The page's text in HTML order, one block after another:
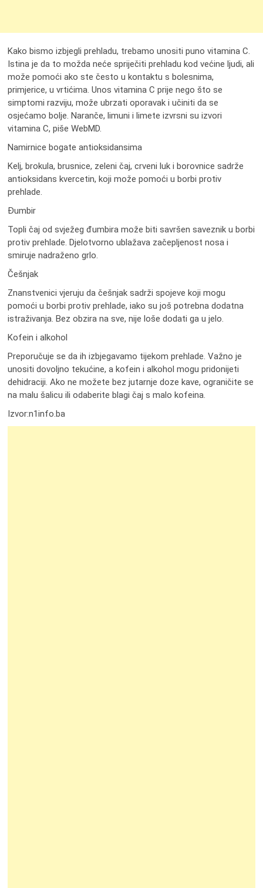
Kako bismo izbjegli prehladu, trebamo unositi puno vitamina C.
Istina je da to možda neće spriječiti prehladu kod većine ljudi, ali
može pomoći ako ste često u kontaktu s bolesnima,
primjerice, u vrtićima. Unos vitamina C prije nego što se
simptomi razviju, može ubrzati oporavak i učiniti da se
osjećamo bolje. Naranče, limuni i limete izvrsni su izvori
vitamina C, piše WebMD.
Namirnice bogate antioksidansima
Kelj, brokula, brusnice, zeleni čaj, crveni luk i borovnice sadrže
antioksidans kvercetin, koji može pomoći u borbi protiv
prehlade.
Đumbir
Topli čaj od svježeg đumbira može biti savršen saveznik u borbi
protiv prehlade. Djelotvorno ublažava začepljenost nosa i
smiruje nadraženo grlo.
Češnjak
Znanstvenici vjeruju da češnjak sadrži spojeve koji mogu
pomoći u borbi protiv prehlade, iako su još potrebna dodatna
istraživanja. Bez obzira na sve, nije loše dodati ga u jelo.
Kofein i alkohol
Preporučuje se da ih izbjegavamo tijekom prehlade. Važno je
unositi dovoljno tekućine, a kofein i alkohol mogu pridonijeti
dehidraciji. Ako ne možete bez jutarnje doze kave, ograničite se
na malu šalicu ili odaberite blagi čaj s malo kofeina.
Izvor:n1info.ba